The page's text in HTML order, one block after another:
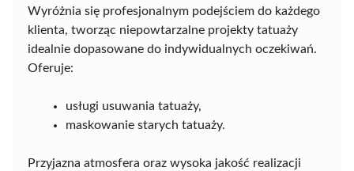
Wyróżnia się profesjonalnym podejściem do każdego
klienta, tworząc niepowtarzalne projekty tatuaży
idealnie dopasowane do indywidualnych oczekiwań.
Oferuje:
usługi usuwania tatuaży,
maskowanie starych tatuaży.
Przyjazna atmosfera oraz wysoka jakość realizacji